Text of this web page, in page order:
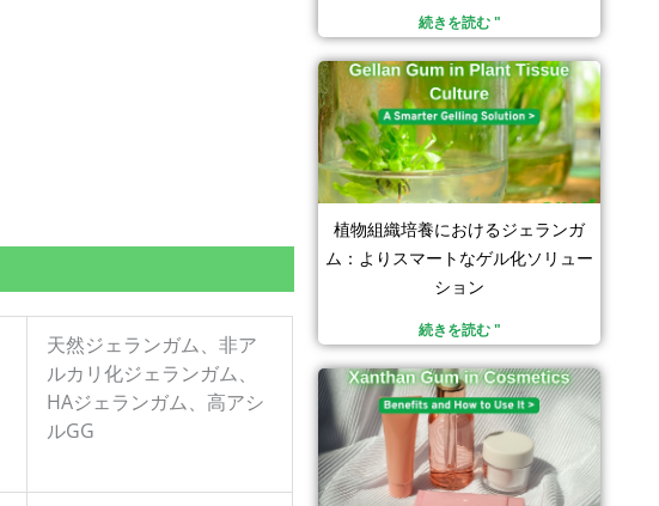
天然ジェランガム、非ア
ルカリ化ジェランガム、
HAジェランガム、高アシ
ルGG
続きを読む "
植物組織培養におけるジェランガ
ム：よりスマートなゲル化ソリュー
ション
続きを読む "